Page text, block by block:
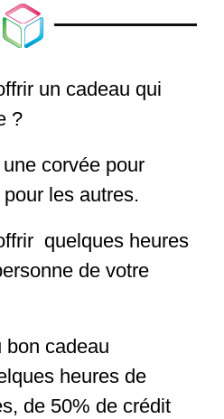
un cadeau qui
?
corvée pour
les autres.
quelques heures
de votre
bon cadeau
heures de
de 50% de crédit